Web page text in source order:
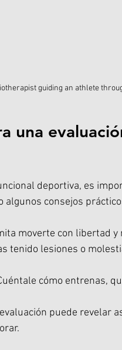
guiding an athlete
una
deportiva, es
algunos consejos
moverte con libertad
tenido lesiones o
cómo entrenas,
puede revelar